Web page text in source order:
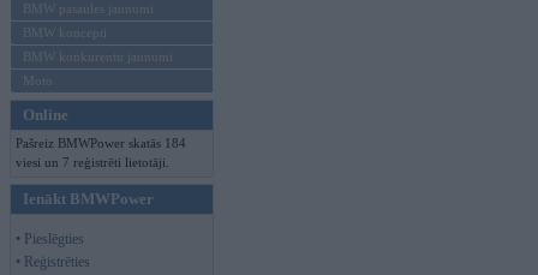
BMW pasaules jaunumi
BMW koncepti
BMW konkurentu jaunumi
Moto
Online
Pašreiz BMWPower skatās 184
viesi un 7 reģistrēti lietotāji.
Ienākt BMWPower
• Pieslēgties
• Reģistrēties